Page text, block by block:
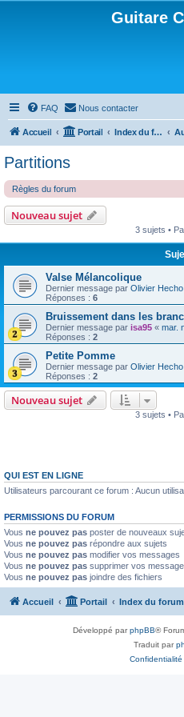
Guitare
FAQ Nous contacter
Accueil Portail Index du forum
Partitions
Règles du forum
Nouveau sujet
3 sujets •
Valse Mélancolique
Dernier message par Olivier Hecho
Réponses : 6
Bruissement dans les
Dernier message par isa95 « mar.
Réponses : 2
Petite Pomme
Dernier message par Olivier Hecho
Réponses : 2
Nouveau sujet
3 sujets •
QUI EST EN LIGNE
Utilisateurs parcourant ce forum : Aucun
PERMISSIONS DU FORUM
Vous ne pouvez pas poster de nouveaux
Vous ne pouvez pas répondre aux sujets
Vous ne pouvez pas modifier vos messages
Vous ne pouvez pas supprimer vos
Vous ne pouvez pas joindre des fichiers
Accueil Portail Index du forum
Développé parphpBB®
Traduit par
Confidentialité